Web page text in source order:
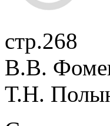
стр.268
В.В.
Т.Н.